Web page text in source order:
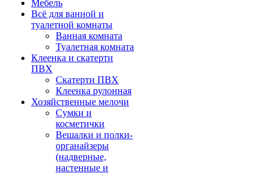
Мебель
Всё для ванной и
туалетной комнаты
Ванная комната
Туалетная комната
Клеенка и скатерти
ПВХ
Скатерти ПВХ
Клеенка рулонная
Хозяйственные мелочи
Сумки и
косметички
Вешалки и полки-
органайзеры
(надверные,
настенные и